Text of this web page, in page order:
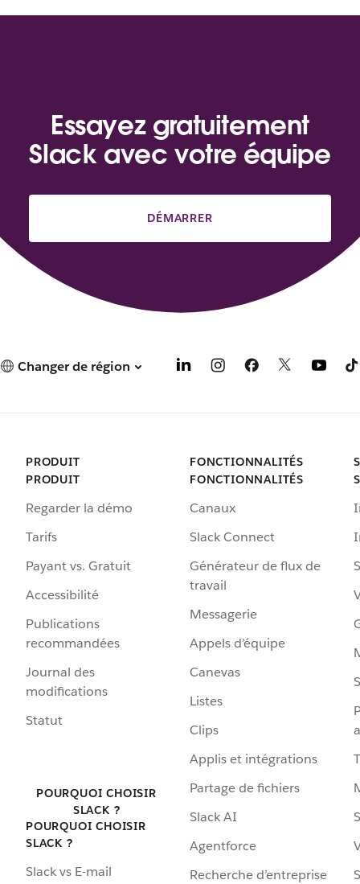
Essayez gratuitement
Slack avec votre équipe
DÉMARRER
Changer de région
PRODUIT
PRODUIT
Regarder la démo
Tarifs
Payant vs. Gratuit
Accessibilité
Publications
recommandées
Journal des
modifications
Statut
POURQUOI CHOISIR
SLACK ?
POURQUOI CHOISIR
SLACK ?
Slack vs E-mail
FONCTIONNALITÉS
FONCTIONNALITÉS
Canaux
Slack Connect
Générateur de flux de
travail
Messagerie
Appels d’équipe
Canevas
Listes
Clips
Applis et intégrations
Partage de fichiers
Slack AI
Agentforce
Recherche d’entreprise